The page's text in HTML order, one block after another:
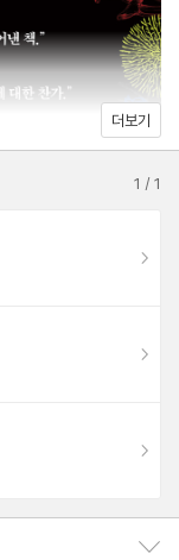
| 곰팡이의 행동 방
성음악과 닮은 균사
| 전기 신호를 이용하
| 곰팡이에게도 지능
비밀 | 함께 얽혀 새
살 수 있을까 | 극한
이 없다 | 주머니 속
신 이야기 | 곰팡이
더보기
1 /1